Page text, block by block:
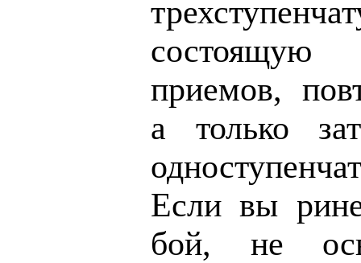
приемов,
а только
Если вы
бой, не